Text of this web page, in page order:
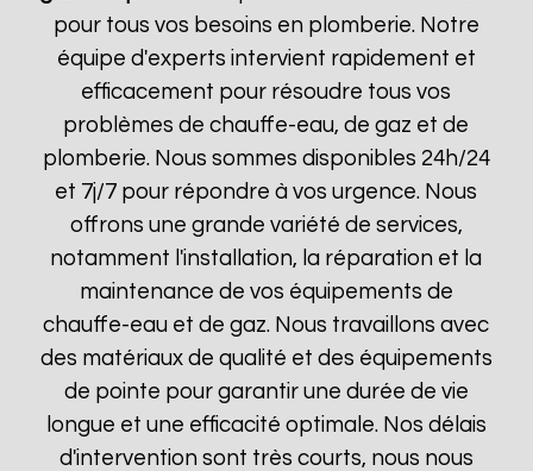
pour tous vos besoins en plomberie. Notre
équipe d'experts intervient rapidement et
efficacement pour résoudre tous vos
problèmes de chauffe-eau, de gaz et de
plomberie. Nous sommes disponibles 24h/24
et 7j/7 pour répondre à vos urgence. Nous
offrons une grande variété de services,
notamment l'installation, la réparation et la
maintenance de vos équipements de
chauffe-eau et de gaz. Nous travaillons avec
des matériaux de qualité et des équipements
de pointe pour garantir une durée de vie
longue et une efficacité optimale. Nos délais
d'intervention sont très courts, nous nous